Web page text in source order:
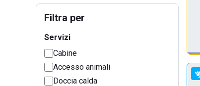
Filtra per
Servizi
Cabine
Accesso animali
Doccia calda